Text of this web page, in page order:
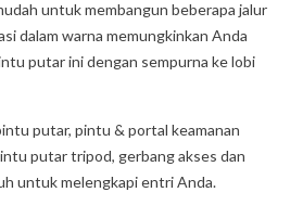
untuk membangun beberapa jalur
dalam warna memungkinkan Anda
putar ini dengan sempurna ke lobi
putar, pintu & portal keamanan
putar tripod, gerbang akses dan
untuk melengkapi entri Anda.